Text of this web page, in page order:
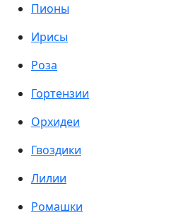
Пионы
Ирисы
Роза
Гортензии
Орхидеи
Гвоздики
Лилии
Ромашки